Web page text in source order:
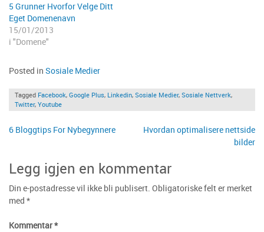
5 Grunner Hvorfor Velge Ditt
Eget Domenenavn
15/01/2013
i "Domene"
Posted in Sosiale Medier
Tagged Facebook, Google Plus, Linkedin, Sosiale Medier, Sosiale Nettverk,
Twitter, Youtube
Innleggsnavigasjon
6 Bloggtips For Nybegynnere
Hvordan optimalisere nettside
bilder
Legg igjen en kommentar
Din e-postadresse vil ikke bli publisert. Obligatoriske felt er merket
med *
Kommentar*